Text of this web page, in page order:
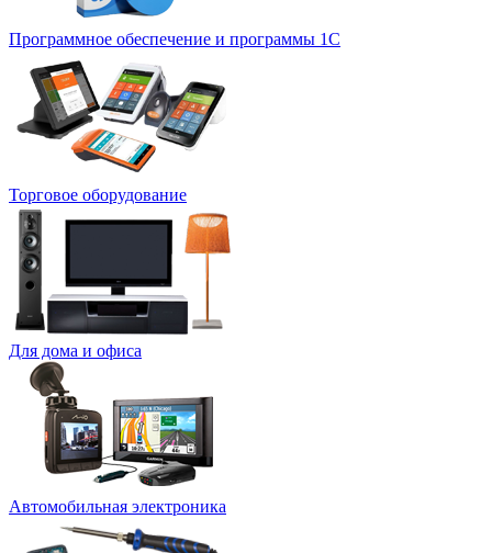
Программное обеспечение и программы 1С
Торговое оборудование
Для дома и офиса
Автомобильная электроника